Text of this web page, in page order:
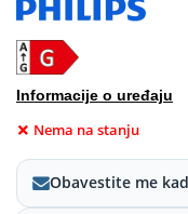
Informacije o uređaju
Nema na stanju
Obavestite me